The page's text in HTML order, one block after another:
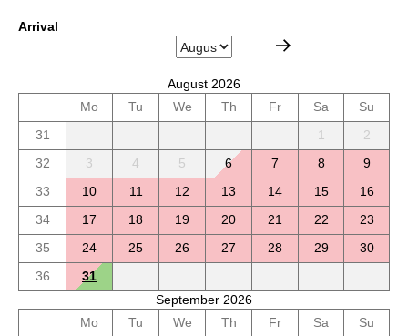
Arrival
August 2026
Mo
Tu We Th Fr Sa
Su
31
1
2
32
3 4 5 6 7 8
9
33
10 11 12 13 14 15
16
34
17 18 19 20 21 22
23
35
24 25 26 27 28 29
30
36
31
September 2026
Mo
Tu We Th Fr Sa
Su